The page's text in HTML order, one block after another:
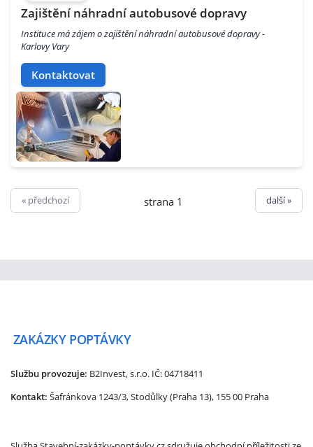
Zajištění náhradní autobusové dopravy
Instituce má zájem o zajištění náhradní autobusové dopravy -
Karlovy Vary
Kontaktovat
« předchozí strana 1 další »
ZAKÁZKY POPTÁVKY
Službu provozuje: B2Invest, s.r.o. IČ: 04718411
Kontakt: Šafránkova 1243/3, Stodůlky (Praha 13), 155 00 Praha